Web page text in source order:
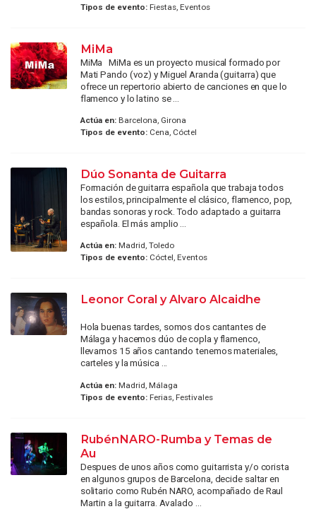
Tipos de evento:Fiestas, Eventos
MiMa
MiMa MiMa es un proyecto musical formado por
Mati Pando (voz) y Miguel Aranda (guitarra) que
ofrece un repertorio abierto de canciones en que lo
flamenco y lo latino se ...
Actúa en:Barcelona, Girona
Tipos de evento:Cena, Cóctel
Dúo Sonanta de Guitarra
Formación de guitarra española que trabaja todos
los estilos, principalmente el clásico, flamenco, pop,
bandas sonoras y rock. Todo adaptado a guitarra
española. El más amplio ...
Actúa en:Madrid, Toledo
Tipos de evento:Cóctel, Eventos
Leonor Coral y Alvaro Alcaidhe
Hola buenas tardes, somos dos cantantes de
Málaga y hacemos dúo de copla y flamenco,
llevamos 15 años cantando tenemos materiales,
carteles y la música ...
Actúa en:Madrid, Málaga
Tipos de evento:Ferias, Festivales
RubénNARO-Rumba y Temas de
Au
Despues de unos años como guitarrista y/o corista
en algunos grupos de Barcelona, decide saltar en
solitario como Rubén NARO, acompañado de Raul
Martin a la guitarra. Avalado ...